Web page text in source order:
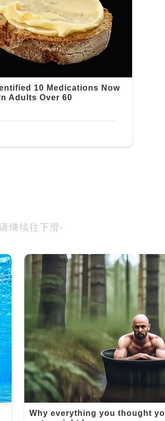
继续往下滑-